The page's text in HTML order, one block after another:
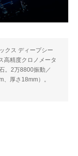
クス ディープシー
高精度クロノメータ
。2万8800振動／
厚さ18mm）。